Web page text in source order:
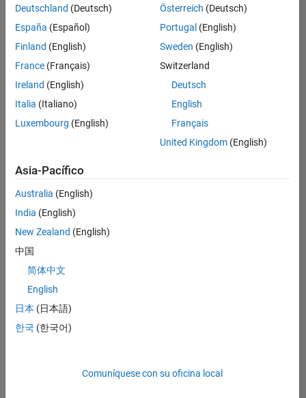
No se
han
traducido
todos
los
empleos.
Busque
por
ubicación
todos
empleos
en su
zona.
Director of Digital Marketing and Campaigns
US-MA-Natick
Communications |
Principal Strategy &
Operations Business
Deutschland (Deutsch)
España (Español)
Finland (English)
France (Français)
Ireland (English)
Italia (Italiano)
Luxembourg (English)
Österreich (Deutsch)
Portugal (English)
Sweden (English)
Switzerland
Deutsch
English
Français
United Kingdom(English)
Asia-Pacífico
Australia (English)
India (English)
New Zealand (English)
中国
简体中文
English
日本 (日本語)
한국 (한국어)
Comuníquese con su oficina local